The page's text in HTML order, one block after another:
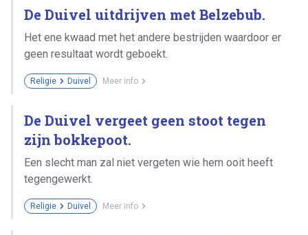
De Duivel uitdrijven met Belzebub.
Het ene kwaad met het andere bestrijden waardoor er
geen resultaat wordt geboekt.
Religie Duivel Meer info
De Duivel vergeet geen stoot tegen
zijn bokkepoot.
Een slecht man zal niet vergeten wie hem ooit heeft
tegengewerkt.
Religie Duivel Meer info